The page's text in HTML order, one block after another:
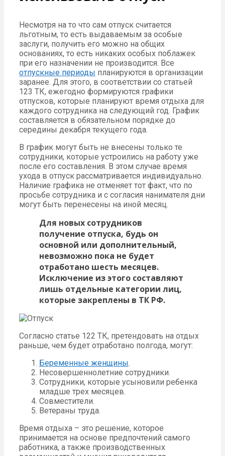
Несмотря на то что сам отпуск считается
льготным, то есть выдаваемым за особые
заслуги, получить его можно на общих
основаниях, то есть никаких особых поблажек
при его назначении не производится. Все
отпускные периоды планируются в организации
заранее. Для этого, в соответствии со статьей
123 ТК, ежегодно формируются графики
отпусков, которые планируют время отдыха для
каждого сотрудника на следующий год. График
составляется в обязательном порядке до
середины декабря текущего года.
В график могут быть не внесены только те
сотрудники, которые устроились на работу уже
после его составления. В этом случае время
ухода в отпуск рассматривается индивидуально.
Наличие графика не отменяет тот факт, что по
просьбе сотрудника и с согласия нанимателя дни
могут быть перенесены на иной месяц.
Для новых сотрудников
получение отпуска, будь он
основной или дополнительный,
невозможно пока не будет
отработано шесть месяцев.
Исключение из этого составляют
лишь отдельные категории лиц,
которые закреплены в ТК РФ.
Согласно статье 122 ТК, претендовать на отдых
раньше, чем будет отработано полгода, могут:
Беременные женщины
Несовершеннолетние сотрудники.
Сотрудники, которые усыновили ребенка
младше трех месяцев.
Совместители.
Ветераны труда.
Время отдыха – это решение, которое
принимается на основе предпочтений самого
работника, а также производственных